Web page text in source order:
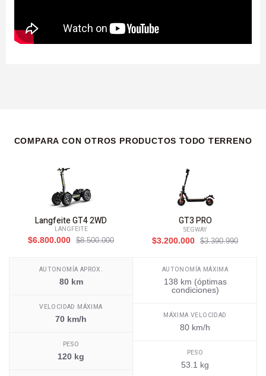
COMPARA CON OTROS PRODUCTOS TODO TERRENO
Langfeite GT4 2WD
LANGFEITE
$6.800.000
$8.500.000
AUTONOMÍA APROX.
80 km
VELOCIDAD MÁXIMA
70 km/h
PESO
120 kg
GT3 PRO
SEGWAY
$3.200.000
$3.390.990
AUTONOMÍA MÁXIMA
138 km (óptimas
condiciones)
MÁXIMA VELOCIDAD
80 km/h
PESO
53.1 kg